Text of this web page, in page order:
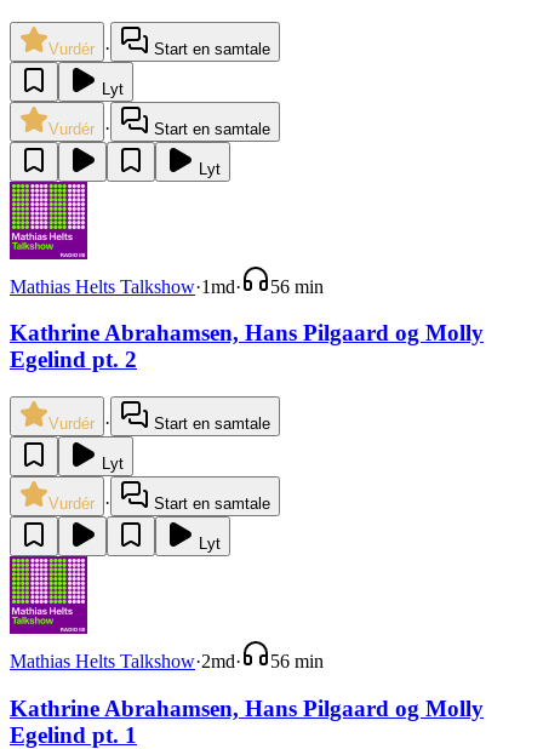
Vurdér · Start en samtale
Lyt
Vurdér · Start en samtale
Lyt
Mathias Helts Talkshow·1md· 56 min
Kathrine Abrahamsen, Hans Pilgaard og Molly
Egelind pt. 2
Vurdér · Start en samtale
Lyt
Vurdér · Start en samtale
Lyt
Mathias Helts Talkshow·2md· 56 min
Kathrine Abrahamsen, Hans Pilgaard og Molly
Egelind pt. 1